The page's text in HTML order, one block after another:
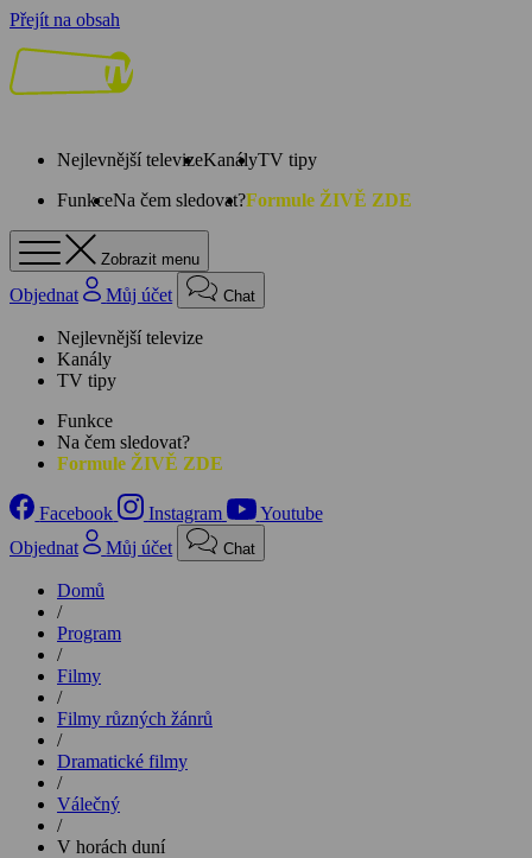
Přejít na obsah
Nejlevnější televizeKanályTV tipy
FunkceNa čem sledovat?Formule ŽIVĚ ZDE
Zobrazit menu
Objednat Můj účet Chat
Nejlevnější televize
Kanály
TV tipy
Funkce
Na čem sledovat?
Formule ŽIVĚ ZDE
Facebook Instagram
Youtube
Objednat
Můj účet Chat
Domů
/
Program
/
Filmy
/
Filmy různých žánrů
/
Dramatické filmy
/
Válečný
/
V horách duní